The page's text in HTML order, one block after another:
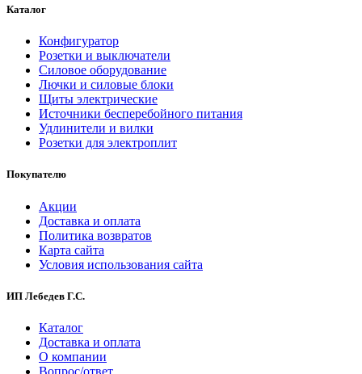
Каталог
Конфигуратор
Розетки и выключатели
Силовое оборудование
Лючки и силовые блоки
Щиты электрические
Источники бесперебойного питания
Удлинители и вилки
Розетки для электроплит
Покупателю
Акции
Доставка и оплата
Политика возвратов
Карта сайта
Условия использования сайта
ИП Лебедев Г.С.
Каталог
Доставка и оплата
О компании
Вопрос/ответ